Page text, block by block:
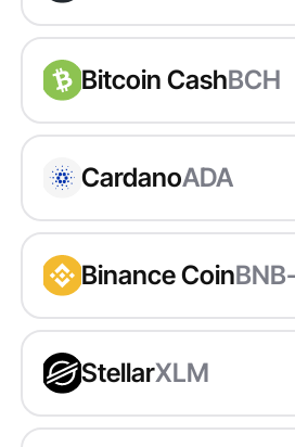
Bitcoin CashBCH
CardanoADA
Binance Coin
StellarXLM